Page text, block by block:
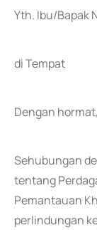
Yth. Ibu/Bapak
di Tempat
Dengan hormat,
Sehubungan
tentang
Pemantauan
perlindungan